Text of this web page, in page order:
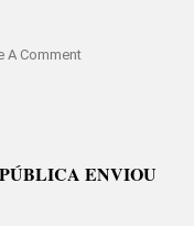
A CommentOn
CORPORAÇÃO
ENVIOU